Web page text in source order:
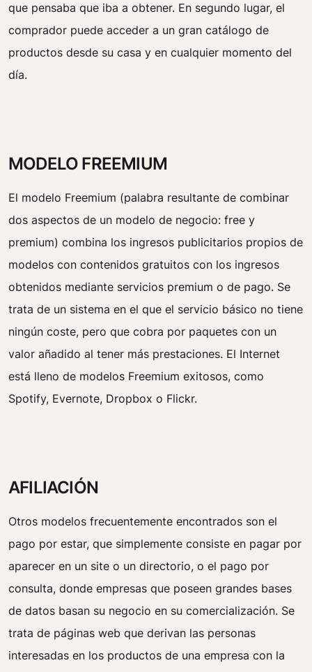
que pensaba que iba a obtener. En segundo lugar, el
comprador puede acceder a un gran catálogo de
productos desde su casa y en cualquier momento del
día.
MODELO FREEMIUM
El modelo Freemium (palabra resultante de combinar
dos aspectos de un modelo de negocio: free y
premium) combina los ingresos publicitarios propios de
modelos con contenidos gratuitos con los ingresos
obtenidos mediante servicios premium o de pago. Se
trata de un sistema en el que el servicio básico no tiene
ningún coste, pero que cobra por paquetes con un
valor añadido al tener más prestaciones. El Internet
está lleno de modelos Freemium exitosos, como
Spotify, Evernote, Dropbox o Flickr.
AFILIACIÓN
Otros modelos frecuentemente encontrados son el
pago por estar, que simplemente consiste en pagar por
aparecer en un site o un directorio, o el pago por
consulta, donde empresas que poseen grandes bases
de datos basan su negocio en su comercialización. Se
trata de páginas web que derivan las personas
interesadas en los productos de una empresa con la